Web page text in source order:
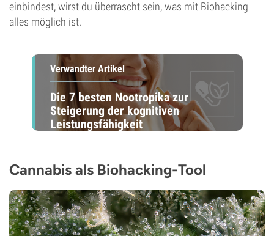
einbindest, wirst du überrascht sein, was mit Biohacking
alles möglich ist.
Verwandter Artikel
Die 7 besten Nootropika zur
Steigerung der kognitiven
Leistungsfähigkeit
Cannabis als Biohacking-Tool